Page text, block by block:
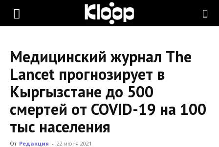
KLOOP.KG
Новости
Кыргызстана
Медицинский журнал The
Lancet прогнозирует в
Кыргызстане до 500
смертей от COVID-19 на 100
тыс населения
От Редакция - 22 июня 2021